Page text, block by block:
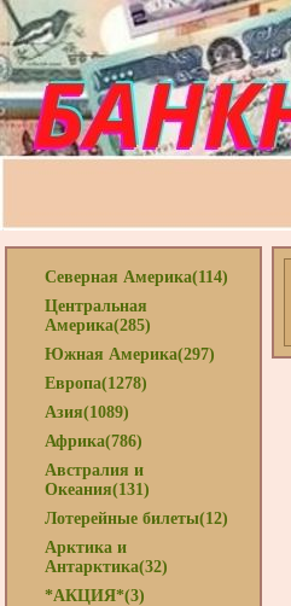
Северная Америка(114)
Центральная
Америка(285)
Южная Америка(297)
Европа(1278)
Азия(1089)
Африка(786)
Австралия и
Океания(131)
Лотерейные билеты(12)
Арктика и
Антарктика(32)
*АКЦИЯ*(3)